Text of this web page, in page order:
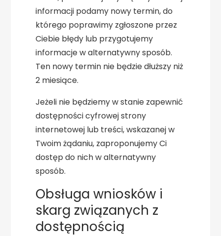
informacji podamy nowy termin, do
którego poprawimy zgłoszone przez
Ciebie błędy lub przygotujemy
informacje w alternatywny sposób.
Ten nowy termin nie będzie dłuższy niż
2 miesiące.
Jeżeli nie będziemy w stanie zapewnić
dostępności cyfrowej strony
internetowej lub treści, wskazanej w
Twoim żądaniu, zaproponujemy Ci
dostęp do nich w alternatywny
sposób.
Obsługa wniosków i
skarg związanych z
dostępnością